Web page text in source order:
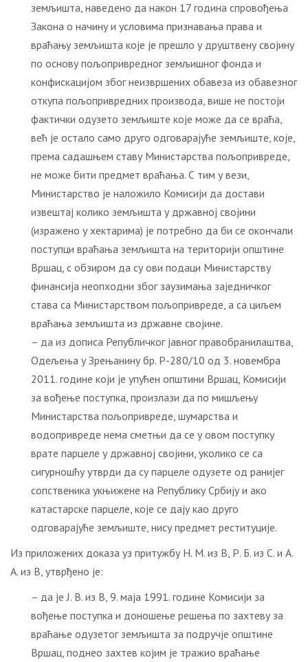
земљишта, наведено да након 17 година спровођења
Закона о начину и условима признавања права и
враћању земљишта које је прешло у друштвену својину
по основу пољопривредног земљишног фонда и
конфискацијом због неизвршених обавеза из обавезног
откупа пољопривредних производа, више не постоји
фактички одузето земљиште које може да се враћа,
већ је остало само друго одговарајуће земљиште, које,
према садашњем ставу Министарства пољопривреде,
не може бити предмет враћања. С тим у вези,
Министарство је наложило Комисији да достави
извештај колико земљишта у државној својини
(изражено у хектарима) је потребно да би се окончали
поступци враћања земљишта на територији општине
Вршац, с обзиром да су ови подаци Министарству
финансија неопходни због заузимања заједничког
става са Министарством пољопривреде, а са циљем
враћања земљишта из државне својине.
– да из дописа Републичког јавног правобранилаштва,
Одељења у Зрењанину бр. Р-280/10 од 3. новембра
2011. године који је упућен општини Вршац, Комисији
за вођење поступка, произлази да по мишљењу
Министарства пољопривреде, шумарства и
водопривреде нема сметњи да се у овом поступку
врате парцеле у државној својини, уколико се са
сигурношћу утврди да су парцеле одузете од ранијег
сопственика укњижене на Републику Србију и ако
катастарске парцеле, које се дају као друго
одговарајуће земљиште, нису предмет реституције.
Из приложених доказа уз притужбу Н. М. из В, Р. Б. из С. и А.
А. из В, утврђено је:
– да је Ј. В. из В, 9. маја 1991. године Комисији за
вођење поступка и доношење решења по захтеву за
враћање одузетог земљишта за подручје општине
Вршац, поднео захтев којим је тражио враћање